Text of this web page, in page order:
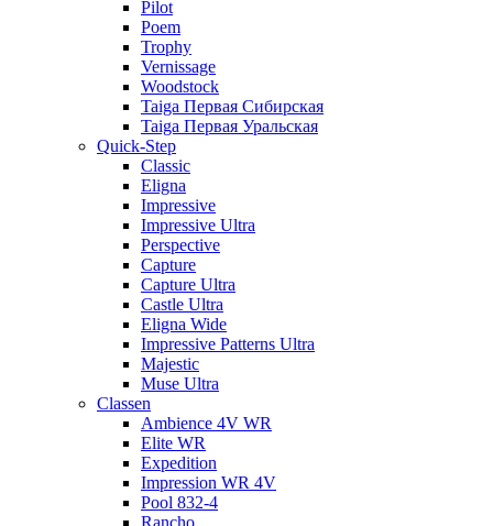
Pilot
Poem
Trophy
Vernissage
Woodstock
Taiga Первая Сибирская
Taiga Первая Уральская
Quick-Step
Classic
Eligna
Impressive
Impressive Ultra
Perspective
Capture
Capture Ultra
Castle Ultra
Eligna Wide
Impressive Patterns Ultra
Majestic
Muse Ultra
Classen
Ambience 4V WR
Elite WR
Expedition
Impression WR 4V
Pool 832-4
Rancho